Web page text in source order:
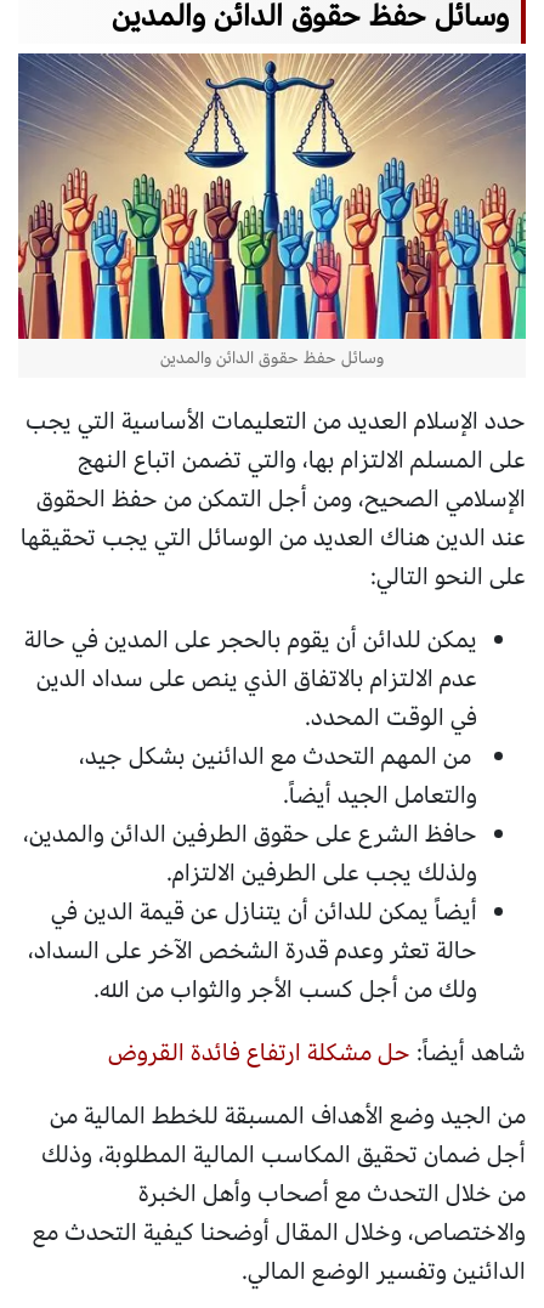
وسائل حفظ حقوق الدائن والمدين
وسائل حفظ حقوق الدائن والمدين
حدد الإسلام العديد من التعليمات الأساسية التي يجب
على المسلم الالتزام بها، والتي تضمن اتباع النهج
الإسلامي الصحيح، ومن أجل التمكن من حفظ الحقوق
عند الدين هناك العديد من الوسائل التي يجب تحقيقها
على النحو التالي:
يمكن للدائن أن يقوم بالحجر على المدين في حالة
عدم الالتزام بالاتفاق الذي ينص على سداد الدين
في الوقت المحدد.
من المهم التحدث مع الدائنين بشكل جيد،
والتعامل الجيد أيضاً.
حافظ الشرع على حقوق الطرفين الدائن والمدين،
ولذلك يجب على الطرفين الالتزام.
أيضاً يمكن للدائن أن يتنازل عن قيمة الدين في
حالة تعثر وعدم قدرة الشخص الآخر على السداد،
ولك من أجل كسب الأجر والثواب من الله.
شاهد أيضاً: حل مشكلة ارتفاع فائدة القروض
من الجيد وضع الأهداف المسبقة للخطط المالية من
أجل ضمان تحقيق المكاسب المالية المطلوبة، وذلك
من خلال التحدث مع أصحاب وأهل الخبرة
والاختصاص، وخلال المقال أوضحنا كيفية التحدث مع
الدائنين وتفسير الوضع المالي.